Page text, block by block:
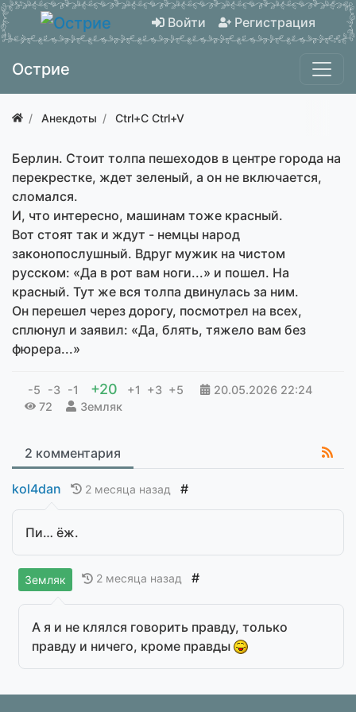
Войти Регистрация
Острие
Анекдоты Ctrl+C Ctrl+V
Берлин. Стоит толпа пешеходов в центре города на
перекрестке, ждет зеленый, а он не включается,
сломался.
И, что интересно, машинам тоже красный.
Вот стоят так и ждут - немцы народ
законопослушный. Вдруг мужик на чистом
русском: «Да в рот вам ноги...» и пошел. На
красный. Тут же вся толпа двинулась за ним.
Он перешел через дорогу, посмотрел на всех,
сплюнул и заявил: «Да, блять, тяжело вам без
фюрера...»
-5 -3 -1 +20 +1 +3 +5 20.05.2026 22:24
72
Земляк
2 комментария
kol4dan 2 месяца назад #
Пи… ёж.
Земляк 2 месяца назад #
А я и не клялся говорить правду, только
правду и ничего, кроме правды